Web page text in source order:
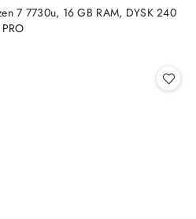
7 7730u, 16 GB RAM, DYSK 240